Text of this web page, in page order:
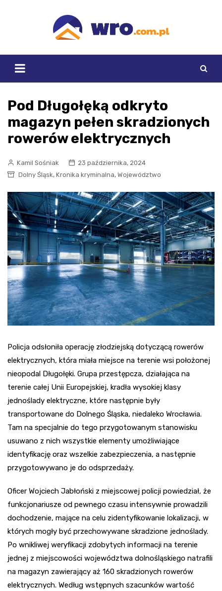
Pod Długołęką odkryto
magazyn pełen skradzionych
rowerów elektrycznych
Kamil Sośniak
23 października, 2024
Dolny Śląsk, Kronika kryminalna, Województwo
Policja odsłoniła operację złodziejską dotyczącą rowerów
elektrycznych, która miała miejsce na terenie wsi położonej
nieopodal Długołęki. Grupa przestępcza, działająca na
terenie całej Unii Europejskiej, kradła wysokiej klasy
jednoślady elektryczne, które następnie były
transportowane do Dolnego Śląska, niedaleko Wrocławia.
Tam na specjalnie do tego przygotowanym stanowisku
usuwano z nich wszystkie elementy umożliwiające
identyfikację oraz wszelkie zabezpieczenia, a następnie
przygotowywano je do odsprzedaży.
Oficer Wojciech Jabłoński z miejscowej policji powiedział, że
funkcjonariusze od pewnego czasu intensywnie prowadzili
dochodzenie, mające na celu zidentyfikowanie lokalizacji, w
których mogły być przechowywane skradzione jednoślady.
Po wnikliwej weryfikacji zdobytych informacji na terenie
jednej z miejscowości województwa dolnośląskiego natrafili
na magazyn zawierający aż 160 skradzionych rowerów
elektrycznych. Według wstępnych szacunków wartość